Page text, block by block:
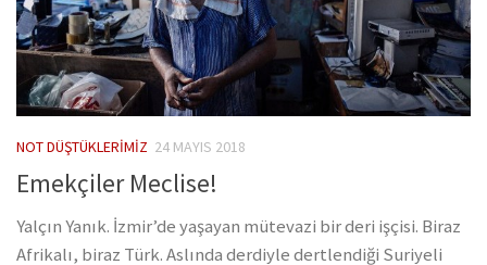
NOT DÜŞTÜKLERIMIZ 24 MAYIS 2018
Emekçiler Meclise!
Yalçın Yanık. İzmir’de yaşayan mütevazi bir deri işçisi. Biraz
Afrikalı, biraz Türk. Aslında derdiyle dertlendiği Suriyeli